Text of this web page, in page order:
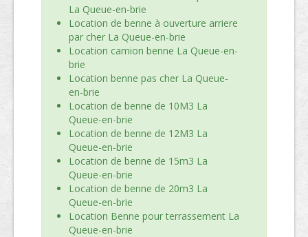
La Queue-en-brie
Location de benne à ouverture arriere
par cher La Queue-en-brie
Location camion benne La Queue-en-
brie
Location benne pas cher La Queue-
en-brie
Location de benne de 10M3 La
Queue-en-brie
Location de benne de 12M3 La
Queue-en-brie
Location de benne de 15m3 La
Queue-en-brie
Location de benne de 20m3 La
Queue-en-brie
Location Benne pour terrassement La
Queue-en-brie